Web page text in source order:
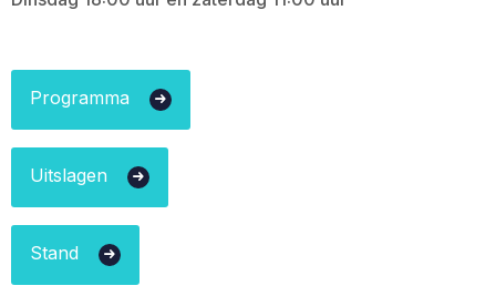
Programma
Uitslagen
Stand